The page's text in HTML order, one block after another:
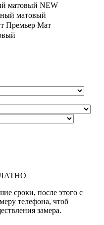
матовый NEW
матовый
Премьер Мат
сроки, после этого с
телефона, чтоб
замера.